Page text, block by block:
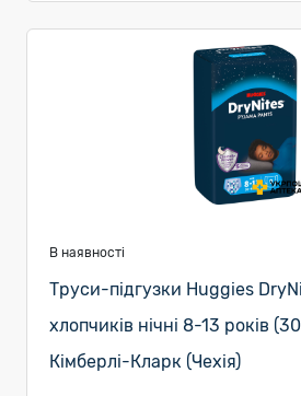
В наявності
Труси-підгузки Huggies
хлопчиків нічні 8-13 років
Кімберлі-Кларк (Чехія)